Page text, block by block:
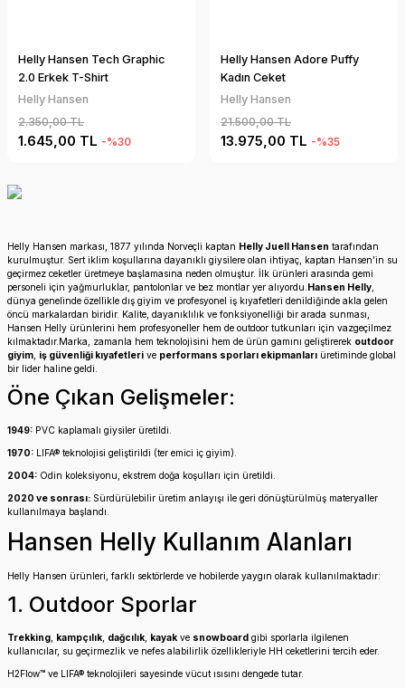
Helly Hansen Tech Graphic
2.0 Erkek T-Shirt
Helly Hansen
2.350,00 TL
1.645,00 TL -%30
Helly Hansen Adore Puffy
Kadın Ceket
Helly Hansen
21.500,00 TL
13.975,00 TL -%35
Helly Hansen markası, 1877 yılında Norveçli kaptan Helly Juell Hansen tarafından
kurulmuştur. Sert iklim koşullarına dayanıklı giysilere olan ihtiyaç, kaptan Hansen’in su
geçirmez ceketler üretmeye başlamasına neden olmuştur. İlk ürünleri arasında gemi
personeli için yağmurluklar, pantolonlar ve bez montlar yer alıyordu. Hansen Helly
dünya genelinde özellikle dış giyim ve profesyonel iş kıyafetleri denildiğinde akla gelen
öncü markalardan biridir. Kalite, dayanıklılık ve fonksiyonelliği bir arada sunması,
Hansen Helly ürünlerini hem profesyoneller hem de outdoor tutkunları için vazgeçilmez
kılmaktadır.Marka, zamanla hem teknolojisini hem de ürün gamını geliştirerek outdoor
giyim iş güvenliği kıyafetleri ve performans sporları ekipmanları üretiminde global
bir lider haline geldi.
Öne Çıkan Gelişmeler:
1949: PVC kaplamalı giysiler üretildi.
1970: LIFA® teknolojisi geliştirildi (ter emici iç giyim).
2004: Odin koleksiyonu, ekstrem doğa koşulları için üretildi.
2020 ve sonrası: Sürdürülebilir üretim anlayışı ile geri dönüştürülmüş materyaller
kullanılmaya başlandı.
Hansen Helly Kullanım Alanları
Helly Hansen ürünleri, farklı sektörlerde ve hobilerde yaygın olarak kullanılmaktadır:
1. Outdoor Sporlar
Trekking kampçılık dağcılık kayak ve snowboard gibi sporlarla ilgilenen
kullanıcılar, su geçirmezlik ve nefes alabilirlik özellikleriyle HH ceketlerini tercih eder.
H2Flow™ ve LIFA® teknolojileri sayesinde vücut ısısını dengede tutar.